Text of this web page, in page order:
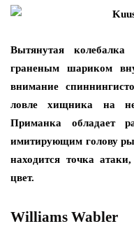
Вытянутая
граненым шариком
внимание
ловле хищника на
Приманка обладает
имитирующим голову
находится точка
цвет.
Williams Wabler